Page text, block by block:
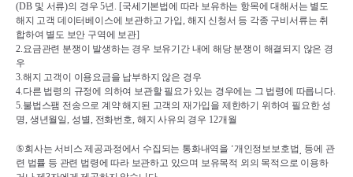
(DB 및 서류)의 경우 5년 . [국세기본법에 따라 보유하는 항목에 대해서는 별도
해지 고객 데이터베이스에 보관하고 가입, 해지 신청서 등 각종 구비서류는 취
합하여 별도 보안 구역에 보관]
2.요금관련 분쟁이 발생하는 경우 보유기간 내에 해당 분쟁이 해결되지 않은 경
우
3.해지 고객이 이용요금을 납부하지 않은 경우
4.다른 법령의 규정에 의하여 보관할 필요가 있는 경우에는 그 법령에 따릅니다.
5.불법스팸 전송으로 계약 해지된 고객의 재가입을 제한하기 위하여 필요한 성
명, 생년월일, 성별, 전화번호, 해지 사유의 경우 12개월
⑤회사는 서비스 제공과정에서 수집되는 통화내역을 ˹개인정보보호법
등에 관
련 법률 등 관련 법령에 따라 보관하고 있으며 보유목적 외의 목적으로 이용하